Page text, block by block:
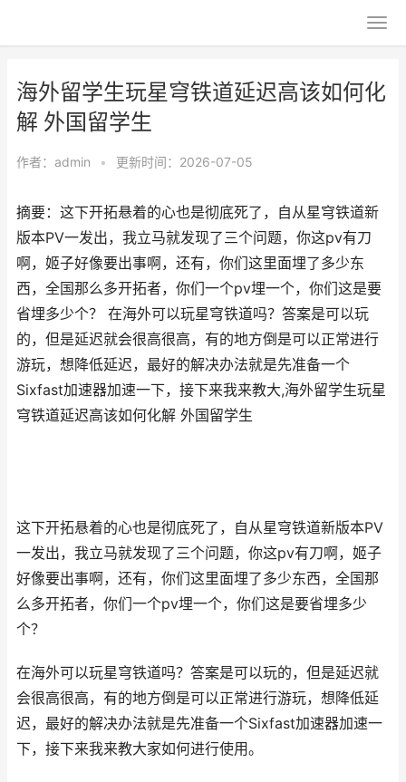
海外留学生玩星穹铁道延迟高该如何化
解 外国留学生
作者： admin • 更新时间：2026-07-05
摘要：这下开拓悬着的心也是彻底死了，自从星穹铁道新
版本PV一发出，我立马就发现了三个问题，你这pv有刀
啊，姬子好像要出事啊，还有，你们这里面埋了多少东
西，全国那么多开拓者，你们一个pv埋一个，你们这是要
省埋多少个？ 在海外可以玩星穹铁道吗？答案是可以玩
的，但是延迟就会很高很高，有的地方倒是可以正常进行
游玩，想降低延迟，最好的解决办法就是先准备一个
Sixfast加速器加速一下，接下来我来教大,海外留学生玩星
穹铁道延迟高该如何化解 外国留学生
这下开拓悬着的心也是彻底死了，自从星穹铁道新版本PV
一发出，我立马就发现了三个问题，你这pv有刀啊，姬子
好像要出事啊，还有，你们这里面埋了多少东西，全国那
么多开拓者，你们一个pv埋一个，你们这是要省埋多少
个？
在海外可以玩星穹铁道吗？答案是可以玩的，但是延迟就
会很高很高，有的地方倒是可以正常进行游玩，想降低延
迟，最好的解决办法就是先准备一个Sixfast加速器加速一
下，接下来我来教大家如何进行使用。